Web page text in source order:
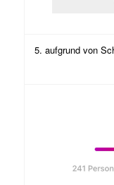
5. aufgrund von